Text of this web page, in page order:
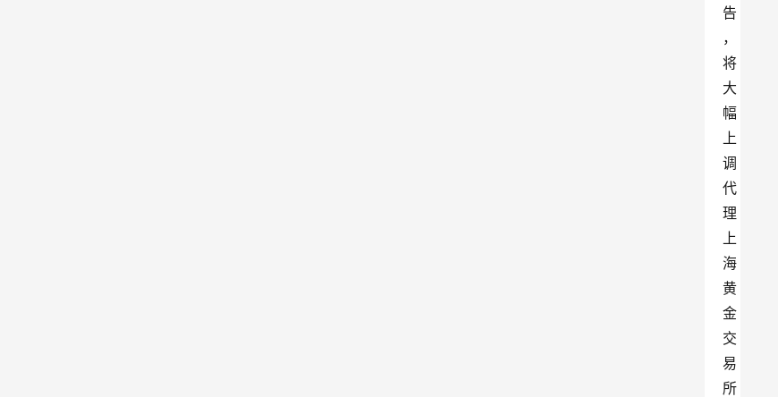
告
，
将
大
幅
上
调
代
理
上
海
黄
金
交
易
所